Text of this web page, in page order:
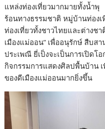
แหล่งท่องเที่ยวมากมายทั้งน้ำพุ
ร้อนทางธรรมชาติ หมู่บ้านท่อง
ท่องเที่ยวทั้งชาวไทยและต่างช
เมืองแม่ออน” เพื่ออนุรักษ์ สืบส
ประเพณี ยี่เป็งจะเป็นการเปิดโ
กิจกรรมการแสดงศิลปพื้นบ้าน
ของดีเมืองแม่ออนมากยิ่งขึ้น